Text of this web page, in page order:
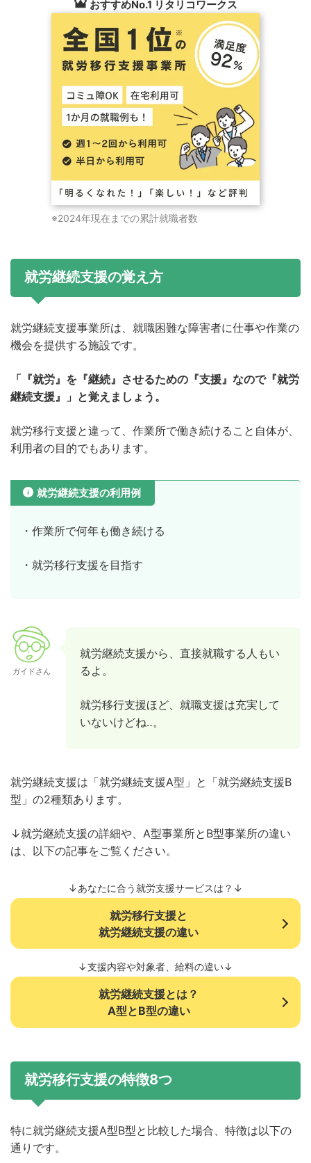
おすすめNo.1 リタリコワークス
※2024年現在までの累計就職者数
就労継続支援の覚え方
就労継続支援事業所は、就職困難な障害者に仕事や作業の
機会を提供する施設です。
「『就労』を『継続』させるための『支援』なので『就労
継続支援』」と覚えましょう。
就労移行支援と違って、作業所で働き続けること自体が、
利用者の目的でもあります。
就労継続支援の利用例
・作業所で何年も働き続ける
・就労移行支援を目指す
ガイドさん
就労継続支援から、直接就職する人もい
るよ。
就労移行支援ほど、就職支援は充実して
いないけどね‥。
就労継続支援は「就労継続支援A型」と「就労継続支援B
型」の2種類あります。
↓就労継続支援の詳細や、A型事業所とB型事業所の違い
は、以下の記事をご覧ください。
↓あなたに合う就労支援サービスは？↓
就労移行支援と
就労継続支援の違い
↓支援内容や対象者、給料の違い↓
就労継続支援とは？
A型とB型の違い
就労移行支援の特徴8つ
特に就労継続支援A型B型と比較した場合、特徴は以下の
通りです。